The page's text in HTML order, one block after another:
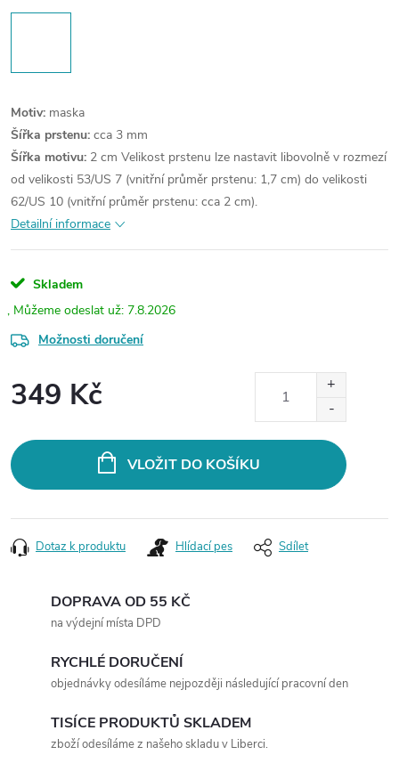
Motiv: maska
Šířka prstenu: cca 3 mm
Šířka motivu: 2 cm Velikost prstenu lze nastavit libovolně v rozmezí
od velikosti 53/US 7 (vnitřní průměr prstenu: 1,7 cm) do velikosti
62/US 10 (vnitřní průměr prstenu: cca 2 cm).
Detailní informace
Skladem
7.8.2026
Možnosti doručení
349 Kč
VLOŽIT DO KOŠÍKU
Dotaz k produktu Hlídací pes Sdílet
DOPRAVA OD 55 KČ
na výdejní místa DPD
RYCHLÉ DORUČENÍ
objednávky odesíláme nejpozději následující pracovní den
TISÍCE PRODUKTŮ SKLADEM
zboží odesíláme z našeho skladu v Liberci.